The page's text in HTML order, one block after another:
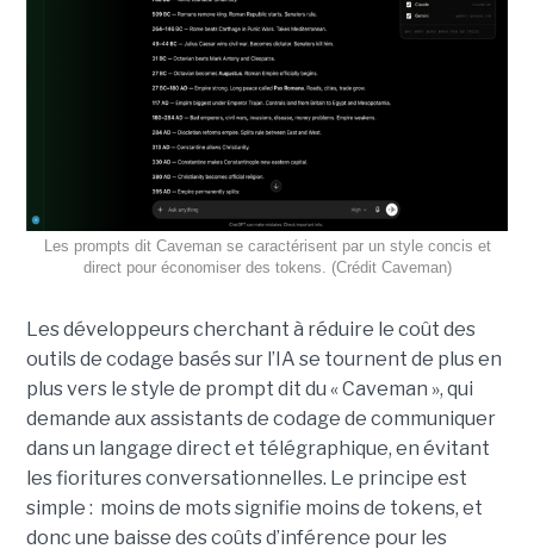
Les prompts dit Caveman se caractérisent par un style concis et
direct pour économiser des tokens. (Crédit Caveman)
Les développeurs cherchant à réduire le coût des
outils de codage basés sur l’IA se tournent de plus en
plus vers le style de prompt dit du « Caveman », qui
demande aux assistants de codage de communiquer
dans un langage direct et télégraphique, en évitant
les fioritures conversationnelles. Le principe est
simple : moins de mots signifie moins de tokens, et
donc une baisse des coûts d’inférence pour les